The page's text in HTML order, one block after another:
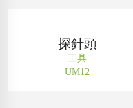
探針頭
工具
UM12